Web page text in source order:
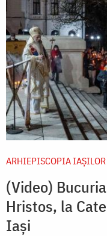
ARHIEPISCOPIA IAŞILOR
(Video)
Hristos, la
Iași